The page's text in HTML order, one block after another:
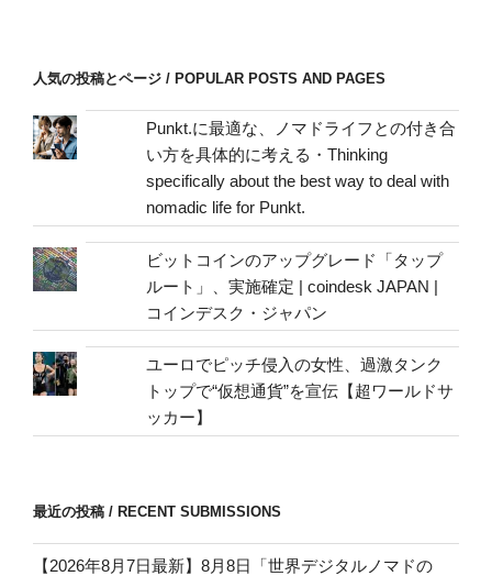
address
人気の投稿とページ / POPULAR POSTS AND PAGES
Punkt.に最適な、ノマドライフとの付き合
い方を具体的に考える・Thinking
specifically about the best way to deal with
nomadic life for Punkt.
ビットコインのアップグレード「タップ
ルート」、実施確定 | coindesk JAPAN |
コインデスク・ジャパン
ユーロでピッチ侵入の女性、過激タンク
トップで“仮想通貨”を宣伝【超ワールドサ
ッカー】
最近の投稿 / RECENT SUBMISSIONS
【2026年8月7日最新】8月8日「世界デジタルノマドの